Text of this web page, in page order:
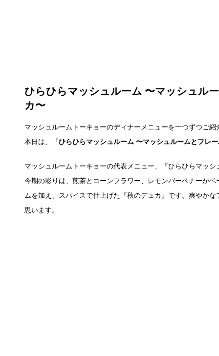
ひらひらマッシュルーム 〜マッシュル
カ〜
マッシュルームトーキョーのディナーメニューを一つずつご
本日は、『ひらひらマッシュルーム 〜マッシュルームとフレ
マッシュルームトーキョーの代表メニュー、『ひらひらマッシ
今期の彩りは、煎茶とコーンフラワー、レモンバーベナーが
ムを加え、スパイスで仕上げた『秋のデュカ』です。爽やか
思います。